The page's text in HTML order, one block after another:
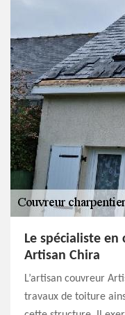
Le spécialiste
Artisan Chira
L’artisan couvreur
travaux de toiture